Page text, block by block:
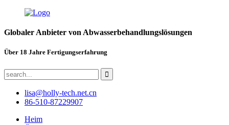
Globaler Anbieter von Abwasserbehandlungslösungen
Über 18 Jahre Fertigungserfahrung
lisa@holly-tech.net.cn
86-510-87229907
Heim